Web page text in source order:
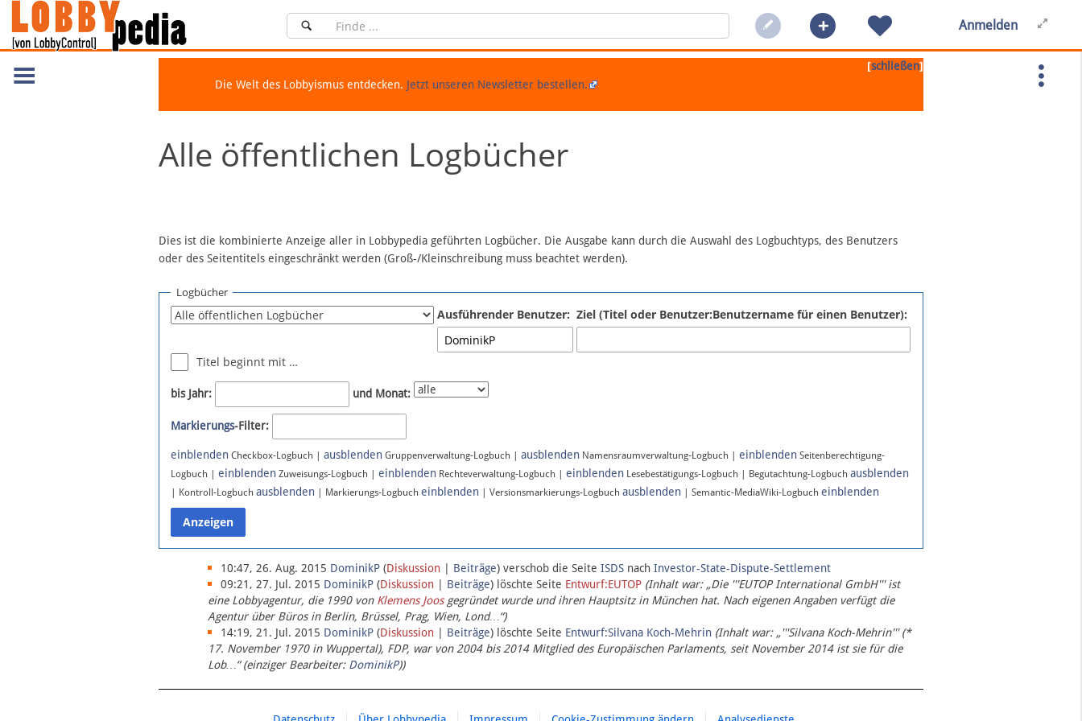
Anmelden
[schließen]
Die Welt des Lobbyismus entdecken. Jetzt unseren Newsletter bestellen.
Alle öffentlichen Logbücher
Dies ist die kombinierte Anzeige aller in Lobbypedia geführten Logbücher. Die Ausgabe kann durch die Auswahl des Logbuchtyps, des Benutzers
oder des Seitentitels eingeschränkt werden (Groß-/Kleinschreibung muss beachtet werden).
Logbücher
Ausführender Benutzer: Ziel (Titel oder Benutzer:Benutzername für einen Benutzer):
Titel beginnt mit …
bis Jahr: und Monat:
Markierungs-Filter:
einblenden Checkbox-Logbuch | ausblenden Gruppenverwaltung-Logbuch | ausblenden Namensraumverwaltung-Logbuch | einblenden Seitenberechtigung-
Logbuch | einblenden Zuweisungs-Logbuch | einblenden Rechteverwaltung-Logbuch | einblenden Lesebestätigungs-Logbuch | Begutachtung-Logbuch ausblenden
| Kontroll-Logbuch ausblenden | Markierungs-Logbuch einblenden | Versionsmarkierungs-Logbuch ausblenden | Semantic-MediaWiki-Logbuch einblenden
10:47, 26. Aug. 2015 DominikP (Diskussion | Beiträge) verschob die Seite ISDS nach Investor-State-Dispute-Settlement
09:21, 27. Jul. 2015 DominikP (Diskussion | Beiträge) löschte Seite Entwurf:EUTOP (Inhalt war: „Die '''EUTOP International GmbH''' ist
eine Lobbyagentur, die 1990 von Klemens Joosgegründet wurde und ihren Hauptsitz in München hat. Nach eigenen Angaben verfügt die
Agentur über Büros in Berlin, Brüssel, Prag, Wien, Lond…“)
14:19, 21. Jul. 2015 DominikP (Diskussion | Beiträge) löschte Seite Entwurf:Silvana Koch-Mehrin (Inhalt war: „'''Silvana Koch-Mehrin''' (*
17. November 1970 in Wuppertal), FDP, war von 2004 bis 2014 Mitglied des Europäischen Parlaments, seit November 2014 ist sie für die
Lob…“ (einziger Bearbeiter: DominikP))